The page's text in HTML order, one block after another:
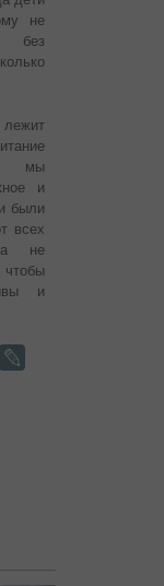
не
без
лежит
мы
и
были
всех
не
чтобы
и